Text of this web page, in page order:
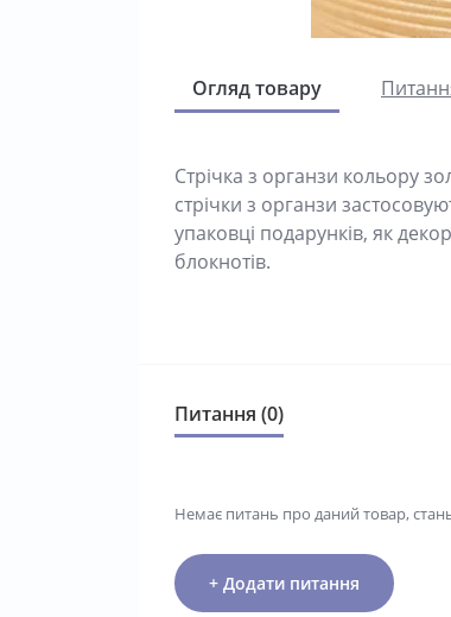
Огляд товару
Стрічка з органзи кольору
стрічки з органзи
упаковці подарунків, як
блокнотів.
Питання (0)
Немає питань про даний товар,
+ Додати питання